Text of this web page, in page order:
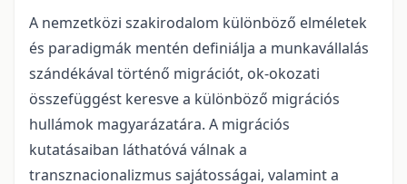
A nemzetközi szakirodalom különböző elméletek
és paradigmák mentén definiálja a munkavállalás
szándékával történő migrációt, ok-okozati
összefüggést keresve a különböző migrációs
hullámok magyarázatára. A migrációs
kutatásaiban láthatóvá válnak a
transznacionalizmus sajátosságai, valamint a